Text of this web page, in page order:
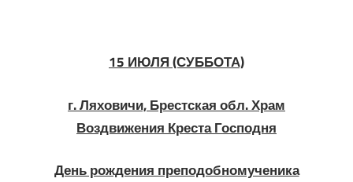
15 ИЮЛЯ (СУББОТА)
г. Ляховичи, Брестская обл. Храм
Воздвижения Креста Господня
День рождения преподобномученика